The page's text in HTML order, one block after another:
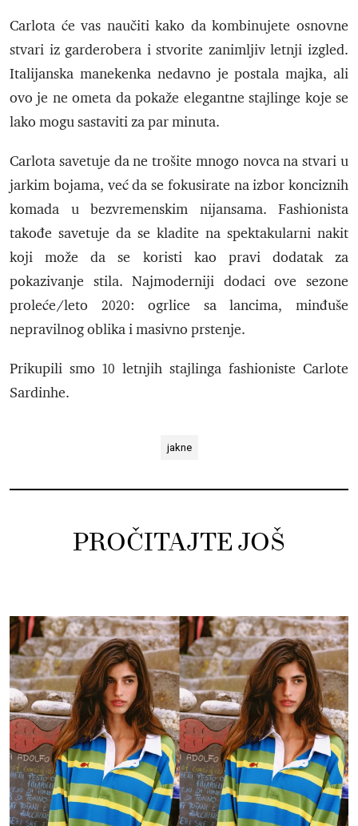
Carlota će vas naučiti kako da kombinujete osnovne
stvari iz garderobera i stvorite zanimljiv letnji izgled.
Italijanska manekenka nedavno je postala majka, ali
ovo je ne ometa da pokaže elegantne stajlinge koje se
lako mogu sastaviti za par minuta.
Carlota savetuje da ne trošite mnogo novca na stvari u
jarkim bojama, već da se fokusirate na izbor konciznih
komada u bezvremenskim nijansama. Fashionista
takođe savetuje da se kladite na spektakularni nakit
koji može da se koristi kao pravi dodatak za
pokazivanje stila. Najmoderniji dodaci ove sezone
proleće/leto 2020: ogrlice sa lancima, minđuše
nepravilnog oblika i masivno prstenje.
Prikupili smo 10 letnjih stajlinga fashioniste Carlote
Sardinhe.
jakne
PROČITAJTE JOŠ